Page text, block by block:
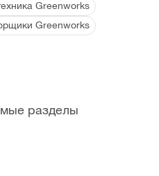
Greenworks
Greenworks
разделы